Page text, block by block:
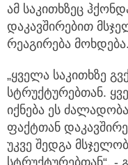
ამ საკითხზეც
დაკავშირებით
რეაგირება მოხდება.
„ყველა საკითხზე
სტრუქტურებთან.
იქნება ეს
ფაქტთან
უკვე შედგა